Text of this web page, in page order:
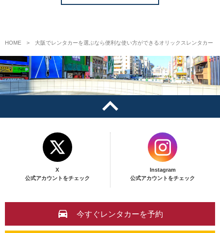
HOME 大阪でレンタカーを選ぶなら便利な使い方ができるオリックスレンタカー
X
公式アカウントをチェック
Instagram
公式アカウントをチェック
今すぐレンタカーを予約